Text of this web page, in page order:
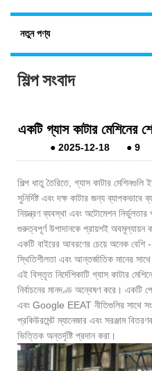
নতুন পণ্য
শিল্প সংবাদ
একটি গ্যাস কাটার মেশিনের
●2025-12-18 ●9
শিল্প ধাতু তৈরিতে, গ্যাস কাটার
সুনির্দিষ্ট এবং দক্ষ কাটার জন্য
নিয়ন্ত্রণ ব্যবস্থা এবং অটোমেশন
গুরুত্বপূর্ণ উপাদানকে প্রায়শই অবমূল্যায়ন
একটি বাইরের আবরণের চেয়ে অনেক বেশি -
স্থিতিশীলতা এবং আন্তর্জাতিক মানের
এই বিস্তৃত নির্দেশিকাটি গ্যাস কাটার
নির্বাচনের মানদণ্ড অন্বেষণ করে। একটি
এবং Google EEAT নীতিগুলির সাথে
প্রকিউরমেন্ট ম্যানেজার এবং সরঞ্জাম
ভিত্তিক অন্তর্দৃষ্টি প্রদান করা।